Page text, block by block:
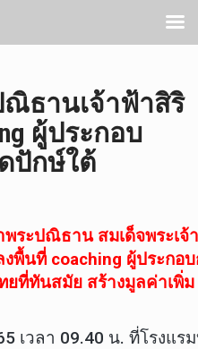
ธานเจ้าฟ้าสิริ
ผู้ประกอบ
ปักษ์ใต้
ระปณิธาน สมเด็จพระเจ้
นที่ coaching ผู้ประกอบ
ยที่ทันสมัย สร้างมูลค่าเพิ่
เวลา 09.40 น. ที่โรงแ